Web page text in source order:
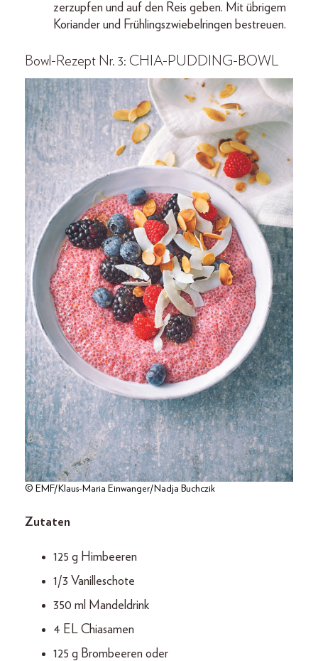
zerzupfen und auf den Reis geben. Mit übrigem
Koriander und Frühlingszwiebelringen bestreuen.
Bowl-Rezept Nr. 3: CHIA-PUDDING-BOWL
© EMF/Klaus-Maria Einwanger/Nadja Buchczik
Zutaten
125 g Himbeeren
1/3 Vanilleschote
350 ml Mandeldrink
4 EL Chiasamen
125 g Brombeeren oder